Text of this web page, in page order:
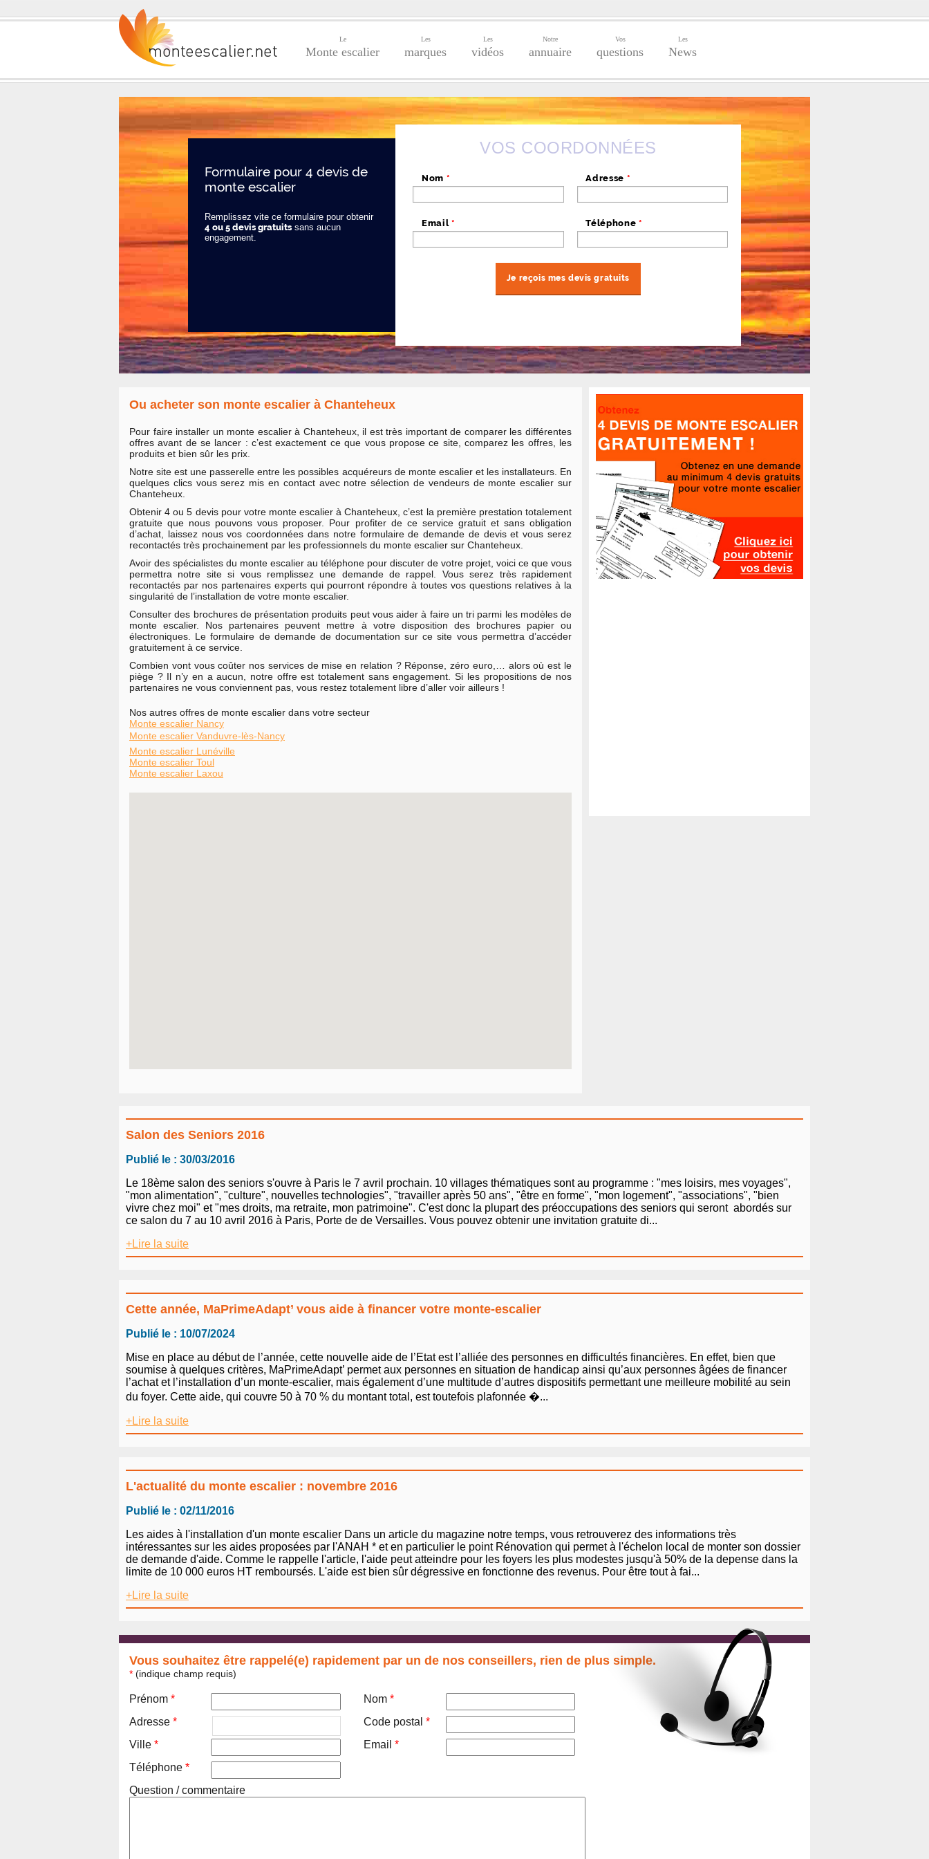
Le
Monte escalier
Les
marques
Les
vidéos
Notre
annuaire
Vos
questions
Les
News
Formulaire pour 4 devis de
monte escalier
Remplissez vite ce formulaire pour obtenir
4 ou 5 devis gratuitssans aucun
engagement.
VOS COORDONNÉES
Nom *
Email *
Adresse *
Téléphone *
Ou acheter son monte escalier à Chanteheux
Pour faire installer un monte escalier à Chanteheux, il est très important de comparer les différentes
offres avant de se lancer : c’est exactement ce que vous propose ce site, comparez les offres, les
produits et bien sûr les prix.
Notre site est une passerelle entre les possibles acquéreurs de monte escalier et les installateurs. En
quelques clics vous serez mis en contact avec notre sélection de vendeurs de monte escalier sur
Chanteheux.
Obtenir 4 ou 5 devis pour votre monte escalier à Chanteheux, c’est la première prestation totalement
gratuite que nous pouvons vous proposer. Pour profiter de ce service gratuit et sans obligation
d’achat, laissez nous vos coordonnées dans notre formulaire de demande de devis et vous serez
recontactés très prochainement par les professionnels du monte escalier sur Chanteheux.
Avoir des spécialistes du monte escalier au téléphone pour discuter de votre projet, voici ce que vous
permettra notre site si vous remplissez une demande de rappel. Vous serez très rapidement
recontactés par nos partenaires experts qui pourront répondre à toutes vos questions relatives à la
singularité de l’installation de votre monte escalier.
Consulter des brochures de présentation produits peut vous aider à faire un tri parmi les modèles de
monte escalier. Nos partenaires peuvent mettre à votre disposition des brochures papier ou
électroniques. Le formulaire de demande de documentation sur ce site vous permettra d’accéder
gratuitement à ce service.
Combien vont vous coûter nos services de mise en relation ? Réponse, zéro euro,… alors où est le
piège ? Il n’y en a aucun, notre offre est totalement sans engagement. Si les propositions de nos
partenaires ne vous conviennent pas, vous restez totalement libre d’aller voir ailleurs !
Nos autres offres de monte escalier dans votre secteur
Monte escalier Nancy
Monte escalier Vanduvre-lès-Nancy
Monte escalier Lunéville
Monte escalier Toul
Monte escalier Laxou
Salon des Seniors 2016
Publié le : 30/03/2016
Le 18ème salon des seniors s'ouvre à Paris le 7 avril prochain. 10 villages thématiques sont au programme : "mes loisirs, mes voyages",
"mon alimentation", "culture", nouvelles technologies", "travailler après 50 ans", "être en forme", "mon logement", "associations", "bien
vivre chez moi" et "mes droits, ma retraite, mon patrimoine". C'est donc la plupart des préoccupations des seniors qui seront abordés sur
ce salon du 7 au 10 avril 2016 à Paris, Porte de de Versailles. Vous pouvez obtenir une invitation gratuite di...
+Lire la suite
Cette année, MaPrimeAdapt’ vous aide à financer votre monte-escalier
Publié le : 10/07/2024
Mise en place au début de l’année, cette nouvelle aide de l’Etat est l’alliée des personnes en difficultés financières. En effet, bien que
soumise à quelques critères, MaPrimeAdapt’ permet aux personnes en situation de handicap ainsi qu’aux personnes âgées de financer
l’achat et l’installation d’un monte-escalier, mais également d’une multitude d’autres dispositifs permettant une meilleure mobilité au sein
du foyer. Cette aide, qui couvre 50 à 70 % du montant total, est toutefois plafonnée �...
+Lire la suite
L'actualité du monte escalier : novembre 2016
Publié le : 02/11/2016
Les aides à l'installation d'un monte escalier Dans un article du magazine notre temps, vous retrouverez des informations très
intéressantes sur les aides proposées par l'ANAH * et en particulier le point Rénovation qui permet à l'échelon local de monter son dossier
de demande d'aide. Comme le rappelle l'article, l'aide peut atteindre pour les foyers les plus modestes jusqu'à 50% de la depense dans la
limite de 10 000 euros HT remboursés. L'aide est bien sûr dégressive en fonctionne des revenus. Pour être tout à fai...
+Lire la suite
Vous souhaitez être rappelé(e) rapidement par un de nos conseillers, rien de plus simple.
* (indique champ requis)
Prénom * Nom*
Adresse * Code postal*
Ville * Email*
Téléphone *
Question / commentaire